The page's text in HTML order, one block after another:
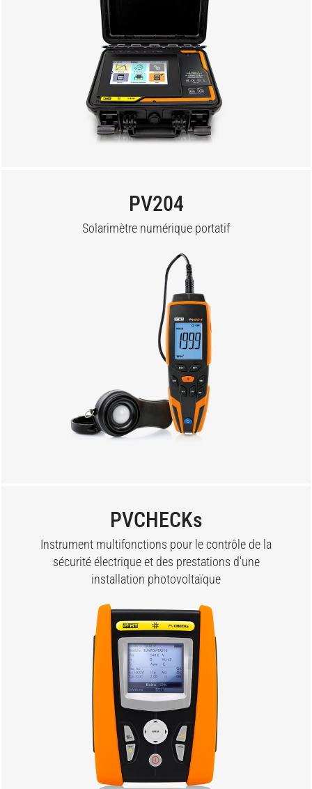
PV204
Solarimètre numérique portatif
PVCHECKs
Instrument multifonctions pour le contrôle de la
sécurité électrique et des prestations d'une
installation photovoltaïque